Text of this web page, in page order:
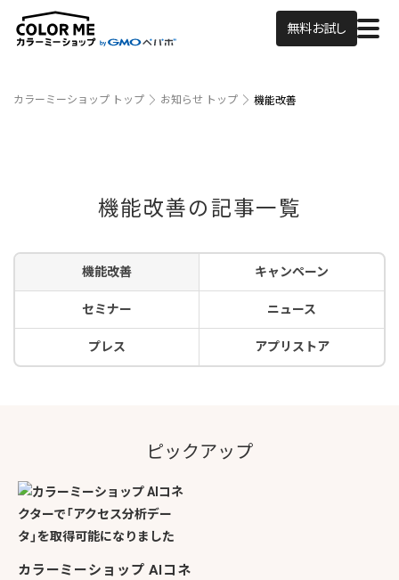
無料お試し
カラーミーショップ トップ お知らせ トップ 機能改善
機能改善の記事一覧
機能改善 キャンペーン
セミナー ニュース
プレス アプリストア
ピックアップ
カラーミーショップ AIコネ